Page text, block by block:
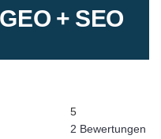
+ SEO
5
2 Bewertungen